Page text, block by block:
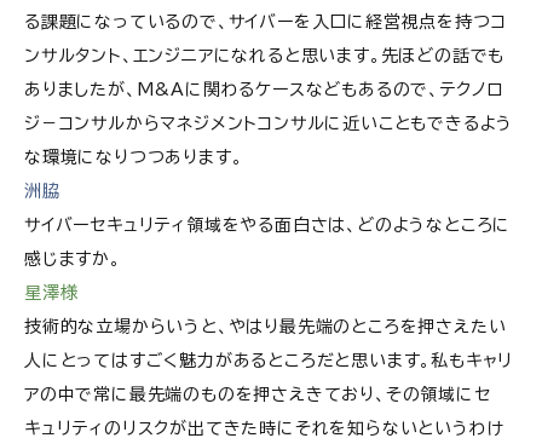
る課題になっているので、サイバーを入口に経営視点を持つコ
ンサルタント、エンジニアになれると思います。先ほどの話でも
ありましたが、M&Aに関わるケースなどもあるので、テクノロ
ジ－コンサルからマネジメントコンサルに近いこともできるよう
な環境になりつつあります。
洲脇
サイバーセキュリティ領域をやる面白さは、どのようなところに
感じますか。
星澤様
技術的な立場からいうと、やはり最先端のところを押さえたい
人にとってはすごく魅力があるところだと思います。私もキャリ
アの中で常に最先端のものを押さえきており、その領域にセ
キュリティのリスクが出てきた時にそれを知らないというわけ